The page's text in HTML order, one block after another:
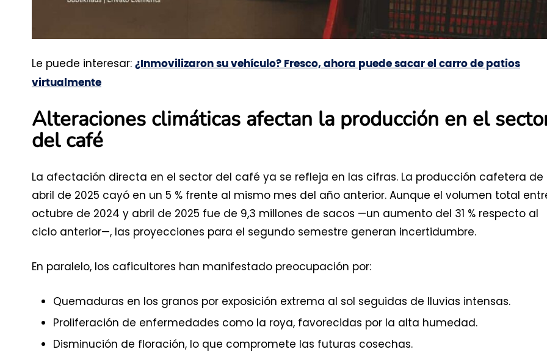
Le puede interesar: ¿Inmovilizaron su vehículo? Fresco, ahora puede sacar el carro de patios
virtualmente
Alteraciones climáticas afectan la producción en el
del café
La afectación directa en el sector del café ya se refleja en las cifras. La producción cafetera de
abril de 2025 cayó en un 5 % frente al mismo mes del año anterior. Aunque el volumen total
octubre de 2024 y abril de 2025 fue de 9,3 millones de sacos —un aumento del 31 % respecto al
ciclo anterior—, las proyecciones para el segundo semestre generan incertidumbre.
En paralelo, los caficultores han manifestado preocupación por:
Quemaduras en los granos por exposición extrema al sol seguidas de lluvias intensas.
Proliferación de enfermedades como la roya, favorecidas por la alta humedad.
Disminución de floración, lo que compromete las futuras cosechas.